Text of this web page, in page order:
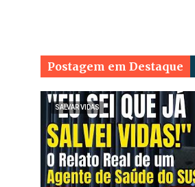
Postagem em Destaque
SALVAR VIDAS